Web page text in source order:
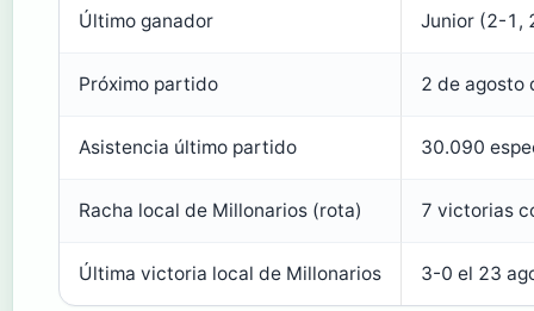
Último ganador Junior (2-1,
Próximo partido 2 de agosto
Asistencia último partido 30.090
Racha local de Millonarios (rota) 7 victorias
Última victoria local de Millonarios 3-0 el 23